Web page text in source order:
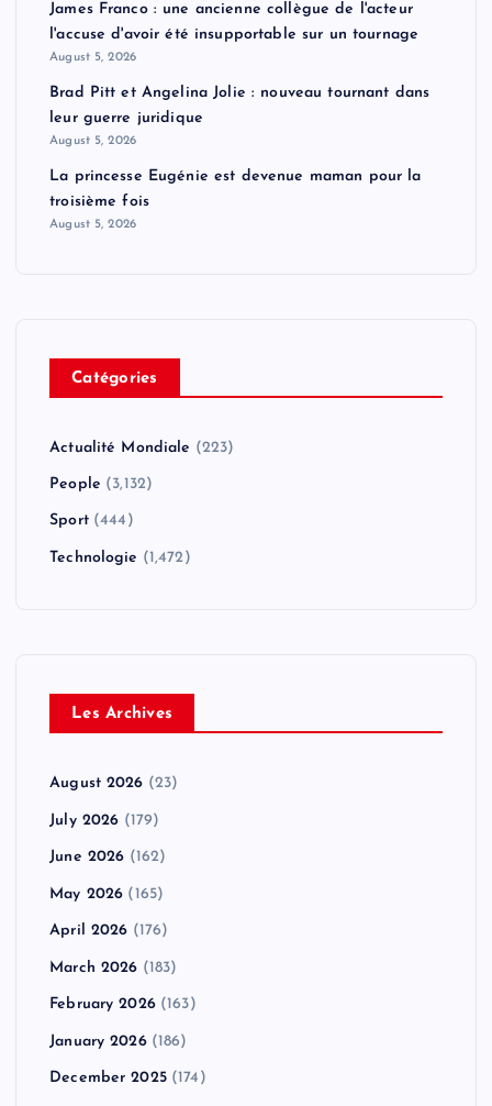
James Franco : une ancienne collègue de l'acteur
l'accuse d'avoir été insupportable sur un tournage
August 5, 2026
Brad Pitt et Angelina Jolie : nouveau tournant dans
leur guerre juridique
August 5, 2026
La princesse Eugénie est devenue maman pour la
troisième fois
August 5, 2026
Catégories
Actualité Mondiale (223)
People (3,132)
Sport(444)
Technologie (1,472)
Les Archives
August 2026 (23)
July 2026 (179)
June 2026 (162)
May 2026 (165)
April 2026 (176)
March 2026 (183)
February 2026(163)
January 2026(186)
December 2025(174)